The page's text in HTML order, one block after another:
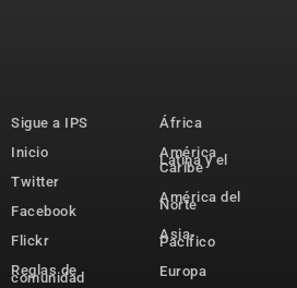
Sigue a IPS
Inicio
Twitter
Facebook
Flickr
Reglas de
comunidad
África
América
Latina y el
Caribe
América del
Norte
Asia-
Pacífico
Europa